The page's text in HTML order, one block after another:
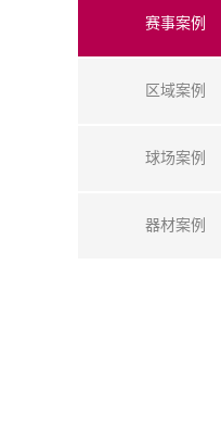
赛事案例
区域案例
球场案例
器材案例